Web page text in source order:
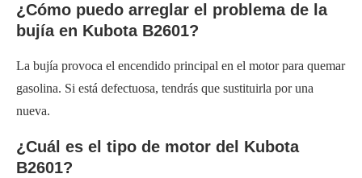
¿Cómo puedo arreglar el problema de la
bujía en Kubota B2601?
La bujía provoca el encendido principal en el motor para quemar
gasolina. Si está defectuosa, tendrás que sustituirla por una
nueva.
¿Cuál es el tipo de motor del Kubota
B2601?